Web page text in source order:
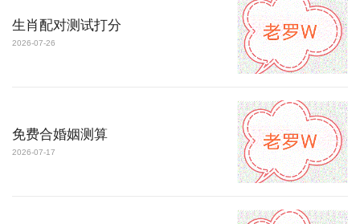
生肖配对测试打分
2026-07-26
免费合婚姻测算
2026-07-17